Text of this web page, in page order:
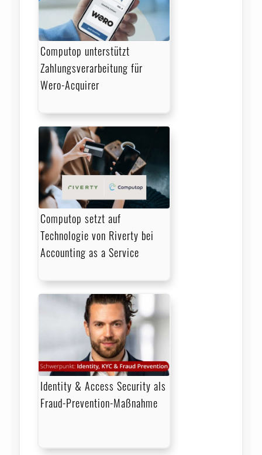
Computop unterstützt
Zahlungs­verarbeitung für
Wero-Acquirer
Computop setzt auf
Technologie von Riverty bei
Accounting as a Service
Identity & Access Security als
Fraud-Prevention-Maßnahme